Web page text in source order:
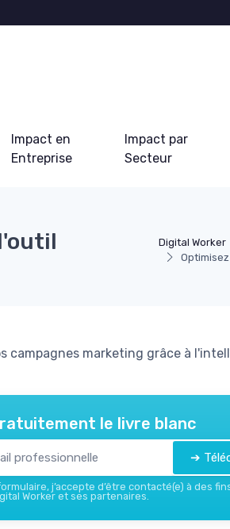
Impact en
Entreprise
Impact par
Secteur
Digital Worker
campagnes marketing grâce à
le livre blanc
➔
j’accepte d’être contacté(e) à des
Worker et ses partenaires.